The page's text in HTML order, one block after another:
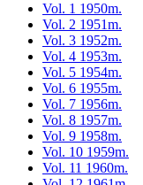
Vol. 1 1950m.
Vol. 2 1951m.
Vol. 3 1952m.
Vol. 4 1953m.
Vol. 5 1954m.
Vol. 6 1955m.
Vol. 7 1956m.
Vol. 8 1957m.
Vol. 9 1958m.
Vol. 10 1959m.
Vol. 11 1960m.